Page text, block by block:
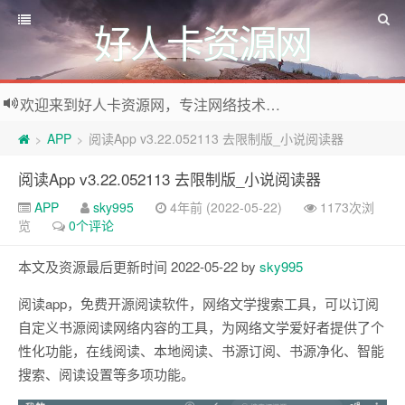
好人卡资源网
欢迎来到好人卡资源网，专注网络技术资源收集，我们不仅是网络资源的搬运工，也生产原创资源。寻找资源请留言或关注公众号:烈日下的男人
> APP > 阅读App v3.22.052113 去限制版_小说阅读器
阅读App v3.22.052113 去限制版_小说阅读器
APP sky995 4年前 (2022-05-22)
1173次浏
览
0个评论
本文及资源最后更新时间 2022-05-22 by sky995
阅读app，免费开源阅读软件，网络文学搜索工具，可以订阅
自定义书源阅读网络内容的工具，为网络文学爱好者提供了个
性化功能，在线阅读、本地阅读、书源订阅、书源净化、智能
搜索、阅读设置等多项功能。